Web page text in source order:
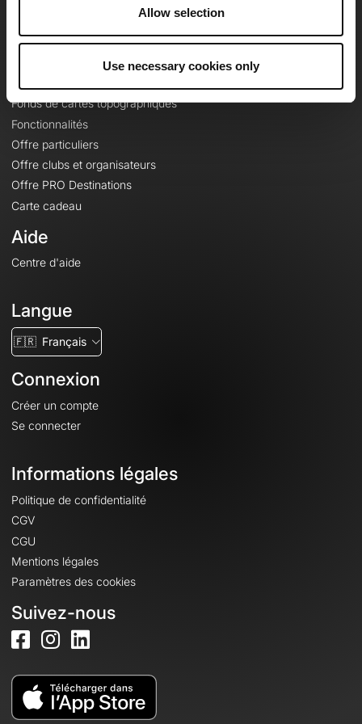
Allow selection
Use necessary cookies only
Le Mag'
Fonds de cartes topographiques
Fonctionnalités
Offre particuliers
Offre clubs et organisateurs
Offre PRO Destinations
Carte cadeau
Aide
Centre d'aide
Langue
🇫🇷 Français
Connexion
Créer un compte
Se connecter
Informations légales
Politique de confidentialité
CGV
CGU
Mentions légales
Paramètres des cookies
Suivez-nous